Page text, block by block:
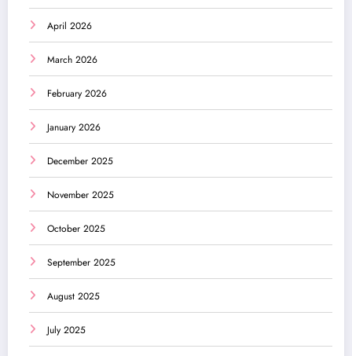
April 2026
March 2026
February 2026
January 2026
December 2025
November 2025
October 2025
September 2025
August 2025
July 2025